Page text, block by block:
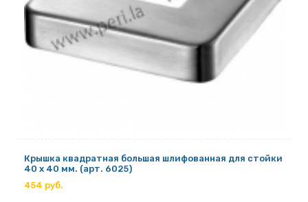
Крышка квадратная большая шлифованная для стойки
40 х 40 мм. (арт. 6025)
454 руб.